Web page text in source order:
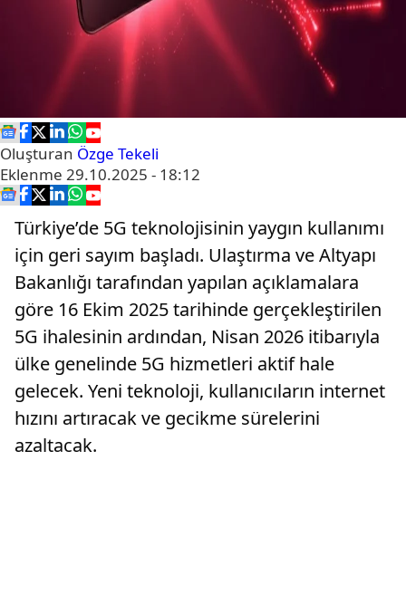
Oluşturan Özge Tekeli
Eklenme 29.10.2025 - 18:12
Türkiye’de 5G teknolojisinin yaygın kullanımı
için geri sayım başladı. Ulaştırma ve Altyapı
Bakanlığı tarafından yapılan açıklamalara
göre 16 Ekim 2025 tarihinde gerçekleştirilen
5G ihalesinin ardından, Nisan 2026 itibarıyla
ülke genelinde 5G hizmetleri aktif hale
gelecek. Yeni teknoloji, kullanıcıların internet
hızını artıracak ve gecikme sürelerini
azaltacak.